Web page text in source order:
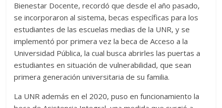
Bienestar Docente, recordó que desde el año pasado,
se incorporaron al sistema, becas específicas para los
estudiantes de las escuelas medias de la UNR, y se
implementó por primera vez la beca de Acceso a la
Universidad Pública, la cual busca abrirles las puertas a
estudiantes en situación de vulnerabilidad, que sean
primera generación universitaria de su familia.
La UNR además en el 2020, puso en funcionamiento la